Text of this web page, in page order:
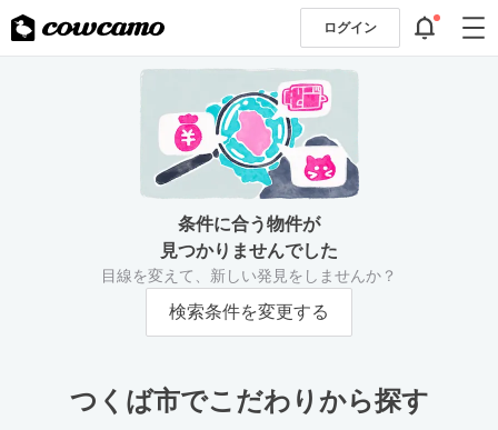
ログイン
条件に合う物件が
見つかりませんでした
目線を変えて、新しい発見をしませんか？
検索条件を変更する
つくば市でこだわりから探す